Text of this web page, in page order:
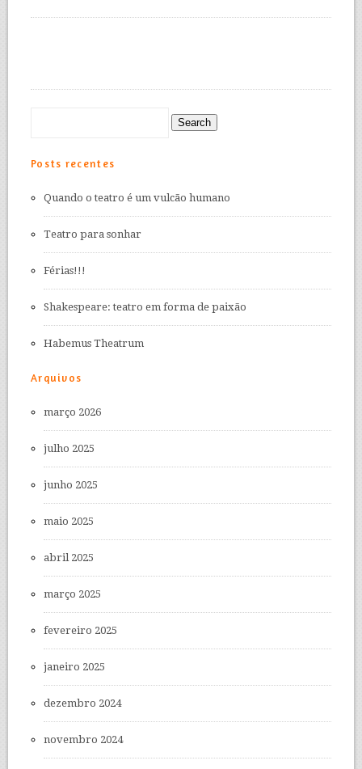
Posts recentes
Quando o teatro é um vulcão humano
Teatro para sonhar
Férias!!!
Shakespeare: teatro em forma de paixão
Habemus Theatrum
Arquivos
março 2026
julho 2025
junho 2025
maio 2025
abril 2025
março 2025
fevereiro 2025
janeiro 2025
dezembro 2024
novembro 2024